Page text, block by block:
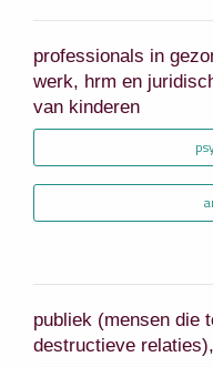
professionals in
werk, hrm en
van kinderen
publiek (mensen die
destructieve